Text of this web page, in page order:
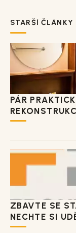
STARŠÍ ČLÁNKY
PÁR
ZBAVTE SE
NECHTE SI